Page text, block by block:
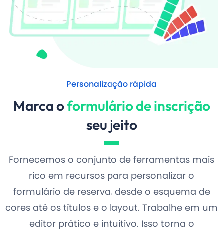
Personalização rápida
Marca oformulário de inscrição
seu jeito
Fornecemos o conjunto de ferramentas mais
rico em recursos para personalizar o
formulário de reserva, desde o esquema de
cores até os títulos e o layout. Trabalhe em um
editor prático e intuitivo. Isso torna o